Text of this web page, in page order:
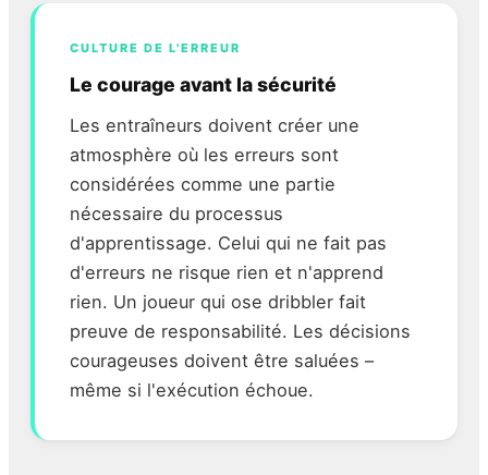
CULTURE DE L'ERREUR
Le courage avant la sécurité
Les entraîneurs doivent créer une
atmosphère où les erreurs sont
considérées comme une partie
nécessaire du processus
d'apprentissage. Celui qui ne fait pas
d'erreurs ne risque rien et n'apprend
rien. Un joueur qui ose dribbler fait
preuve de responsabilité. Les décisions
courageuses doivent être saluées –
même si l'exécution échoue.